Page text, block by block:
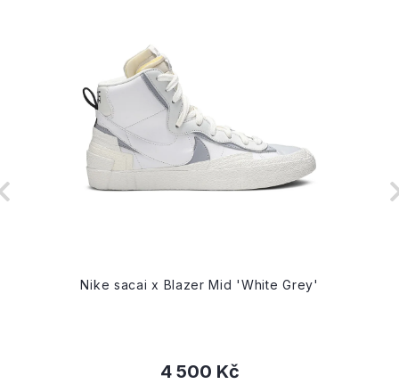
Nike sacai x Blazer Mid 'White Grey'
4 500 Kč